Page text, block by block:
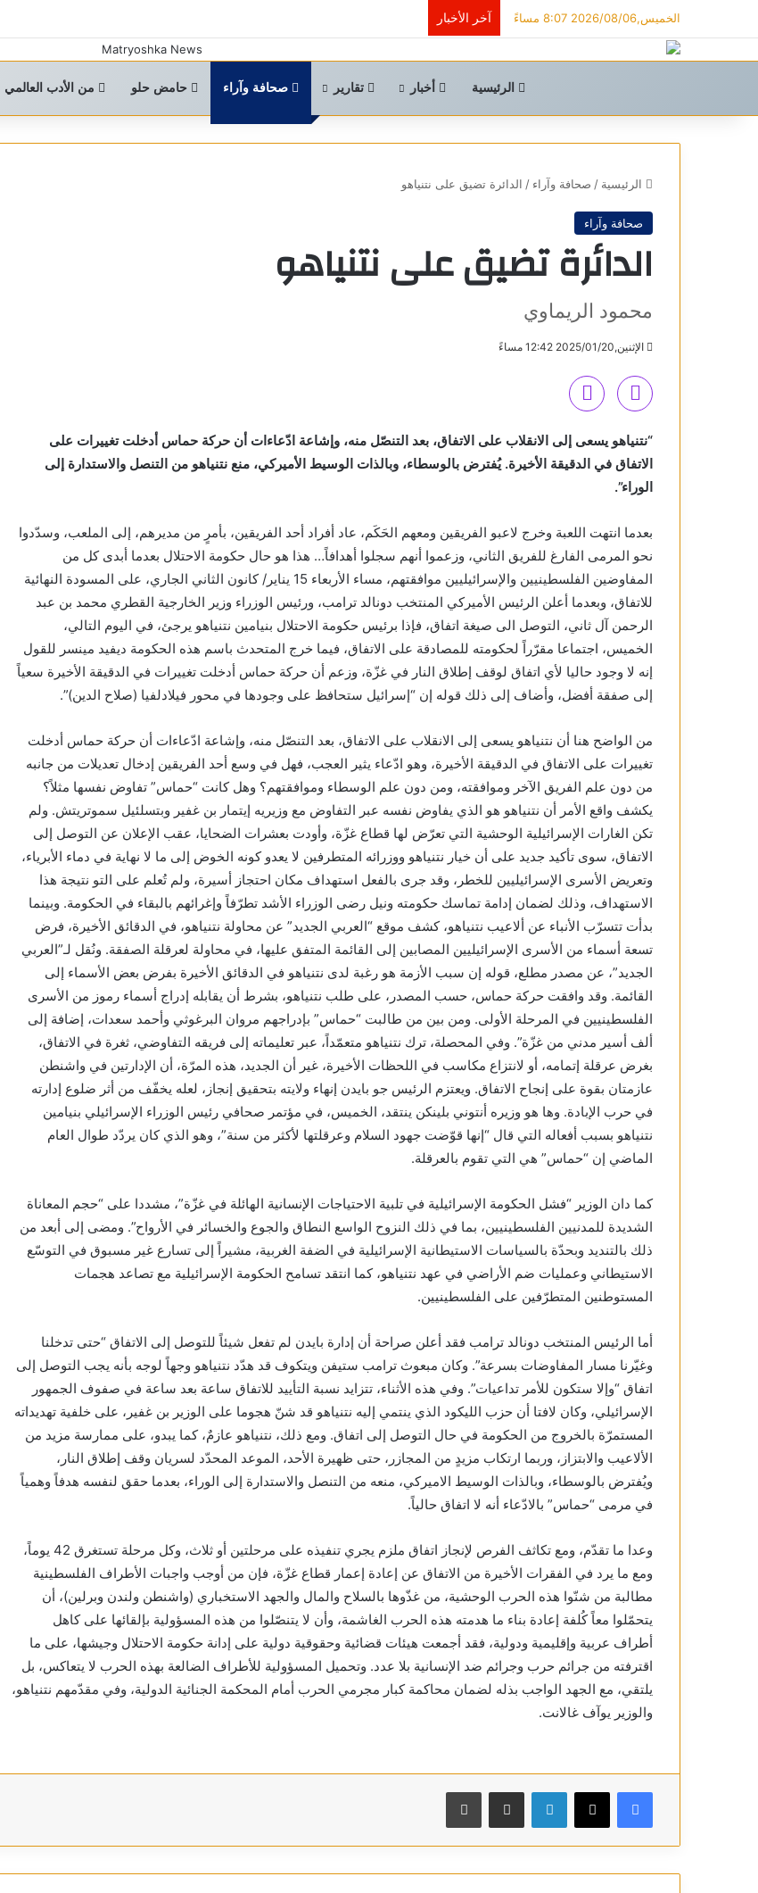
الخميس,2026/08/06 8:07 مساءً آخر الأخبار
الرئيسية أخبار تقارير صحافة وآراء حامض حلو من الأدب العالمي
الرئيسية / صحافة وآراء / الدائرة تضيق على نتنياهو
صحافة وآراء
الدائرة تضيق على نتنياهو
محمود الريماوي
الإثنين,2025/01/20 12:42 مساءً
“نتنياهو يسعى إلى الانقلاب على الاتفاق، بعد التنصّل منه، وإشاعة ادّعاءات أن حركة حماس أدخلت تغييرات على
الاتفاق في الدقيقة الأخيرة. يُفترض بالوسطاء، وبالذات الوسيط الأميركي، منع نتنياهو من التنصل والاستدارة إلى
الوراء”.
بعدما انتهت اللعبة وخرج لاعبو الفريقين ومعهم الحَكَم، عاد أفراد أحد الفريقين، بأمرٍ من مديرهم، إلى الملعب، وسدّدوا
نحو المرمى الفارغ للفريق الثاني، وزعموا أنهم سجلوا أهدافاً… هذا هو حال حكومة الاحتلال بعدما أبدى كل من
المفاوضين الفلسطينيين والإسرائيليين موافقتهم، مساء الأربعاء 15 يناير/ كانون الثاني الجاري، على المسودة النهائية
للاتفاق، وبعدما أعلن الرئيس الأميركي المنتخب دونالد ترامب، ورئيس الوزراء وزير الخارجية القطري محمد بن عبد
الرحمن آل ثاني، التوصل الى صيغة اتفاق، فإذا برئيس حكومة الاحتلال بنيامين نتنياهو يرجئ، في اليوم التالي،
الخميس، اجتماعا مقرّراً لحكومته للمصادقة على الاتفاق، فيما خرج المتحدث باسم هذه الحكومة ديفيد مينسر للقول
إنه لا وجود حاليا لأي اتفاق لوقف إطلاق النار في غزّة، وزعم أن حركة حماس أدخلت تغييرات في الدقيقة الأخيرة سعياً
إلى صفقة أفضل، وأضاف إلى ذلك قوله إن “إسرائيل ستحافظ على وجودها في محور فيلادلفيا (صلاح الدين)”.
من الواضح هنا أن نتنياهو يسعى إلى الانقلاب على الاتفاق، بعد التنصّل منه، وإشاعة ادّعاءات أن حركة حماس أدخلت
تغييرات على الاتفاق في الدقيقة الأخيرة، وهو ادّعاء يثير العجب، فهل في وسع أحد الفريقين إدخال تعديلات من جانبه
من دون علم الفريق الآخر وموافقته، ومن دون علم الوسطاء وموافقتهم؟ وهل كانت “حماس” تفاوض نفسها مثلاً؟
يكشف واقع الأمر أن نتنياهو هو الذي يفاوض نفسه عبر التفاوض مع وزيريه إيتمار بن غفير وبتسلئيل سموتريتش. ولم
تكن الغارات الإسرائيلية الوحشية التي تعرّض لها قطاع غزّة، وأودت بعشرات الضحايا، عقب الإعلان عن التوصل إلى
الاتفاق، سوى تأكيد جديد على أن خيار نتنياهو ووزرائه المتطرفين لا يعدو كونه الخوض إلى ما لا نهاية في دماء الأبرياء،
وتعريض الأسرى الإسرائيليين للخطر، وقد جرى بالفعل استهداف مكان احتجاز أسيرة، ولم تُعلم على التو نتيجة هذا
الاستهداف، وذلك لضمان إدامة تماسك حكومته ونيل رضى الوزراء الأشد تطرّفاً وإغرائهم بالبقاء في الحكومة. وبينما
بدأت تتسرّب الأنباء عن ألاعيب نتنياهو، كشف موقع “العربي الجديد” عن محاولة نتنياهو، في الدقائق الأخيرة، فرض
تسعة أسماء من الأسرى الإسرائيليين المصابين إلى القائمة المتفق عليها، في محاولة لعرقلة الصفقة. ونُقل لـ”العربي
الجديد”، عن مصدر مطلع، قوله إن سبب الأزمة هو رغبة لدى نتنياهو في الدقائق الأخيرة بفرض بعض الأسماء إلى
القائمة. وقد وافقت حركة حماس، حسب المصدر، على طلب نتنياهو، بشرط أن يقابله إدراج أسماء رموز من الأسرى
الفلسطينيين في المرحلة الأولى. ومن بين من طالبت “حماس” بإدراجهم مروان البرغوثي وأحمد سعدات، إضافة إلى
ألف أسير مدني من غزّة”. وفي المحصلة، ترك نتنياهو متعمّداً، عبر تعليماته إلى فريقه التفاوضي، ثغرة في الاتفاق،
بغرض عرقلة إتمامه، أو لانتزاع مكاسب في اللحظات الأخيرة، غير أن الجديد، هذه المرّة، أن الإدارتين في واشنطن
عازمتان بقوة على إنجاح الاتفاق. ويعتزم الرئيس جو بايدن إنهاء ولايته بتحقيق إنجاز، لعله يخفّف من أثر ضلوع إدارته
في حرب الإبادة. وها هو وزيره أنتوني بلينكن ينتقد، الخميس، في مؤتمر صحافي رئيس الوزراء الإسرائيلي بنيامين
نتنياهو بسبب أفعاله التي قال “إنها قوّضت جهود السلام وعرقلتها لأكثر من سنة”، وهو الذي كان يردّد طوال العام
الماضي إن “حماس” هي التي تقوم بالعرقلة.
كما دان الوزير “فشل الحكومة الإسرائيلية في تلبية الاحتياجات الإنسانية الهائلة في غزّة”، مشددا على “حجم المعاناة
الشديدة للمدنيين الفلسطينيين، بما في ذلك النزوح الواسع النطاق والجوع والخسائر في الأرواح”. ومضى إلى أبعد من
ذلك بالتنديد وبحدّة بالسياسات الاستيطانية الإسرائيلية في الضفة الغربية، مشيراً إلى تسارع غير مسبوق في التوسّع
الاستيطاني وعمليات ضم الأراضي في عهد نتنياهو، كما انتقد تسامح الحكومة الإسرائيلية مع تصاعد هجمات
المستوطنين المتطرّفين على الفلسطينيين.
أما الرئيس المنتخب دونالد ترامب فقد أعلن صراحة أن إدارة بايدن لم تفعل شيئاً للتوصل إلى الاتفاق “حتى تدخلنا
وغيّرنا مسار المفاوضات بسرعة”. وكان مبعوث ترامب ستيفن ويتكوف قد هدّد نتنياهو وجهاً لوجه بأنه يجب التوصل إلى
اتفاق “وإلا ستكون للأمر تداعيات”. وفي هذه الأثناء، تتزايد نسبة التأييد للاتفاق ساعة بعد ساعة في صفوف الجمهور
الإسرائيلي، وكان لافتا أن حزب الليكود الذي ينتمي إليه نتنياهو قد شنّ هجوما على الوزير بن غفير، على خلفية تهديداته
المستمرّة بالخروج من الحكومة في حال التوصل إلى اتفاق. ومع ذلك، نتنياهو عازمٌ، كما يبدو، على ممارسة مزيد من
الألاعيب والابتزاز، وربما ارتكاب مزيدٍ من المجازر، حتى ظهيرة الأحد، الموعد المحدّد لسريان وقف إطلاق النار،
ويُفترض بالوسطاء، وبالذات الوسيط الاميركي، منعه من التنصل والاستدارة إلى الوراء، بعدما حقق لنفسه هدفاً وهمياً
في مرمى “حماس” بالادّعاء أنه لا اتفاق حالياً.
وعدا ما تقدّم، ومع تكاثف الفرص لإنجاز اتفاق ملزم يجري تنفيذه على مرحلتين أو ثلاث، وكل مرحلة تستغرق 42 يوماً،
ومع ما يرد في الفقرات الأخيرة من الاتفاق عن إعادة إعمار قطاع غزّة، فإن من أوجب واجبات الأطراف الفلسطينية
مطالبة من شنّوا هذه الحرب الوحشية، من غذّوها بالسلاح والمال والجهد الاستخباري (واشنطن ولندن وبرلين)، أن
يتحمّلوا معاً كُلفة إعادة بناء ما هدمته هذه الحرب الغاشمة، وأن لا يتنصّلوا من هذه المسؤولية بإلقائها على كاهل
أطراف عربية وإقليمية ودولية، فقد أجمعت هيئات قضائية وحقوقية دولية على إدانة حكومة الاحتلال وجيشها، على ما
اقترفته من جرائم حرب وجرائم ضد الإنسانية بلا عدد. وتحميل المسؤولية للأطراف الضالعة بهذه الحرب لا يتعاكس، بل
يلتقي، مع الجهد الواجب بذله لضمان محاكمة كبار مجرمي الحرب أمام المحكمة الجنائية الدولية، وفي مقدّمهم نتنياهو،
والوزير يوآف غالانت.
فيسبوك لينكدإن